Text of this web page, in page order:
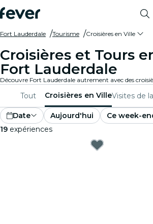
Fort Lauderdale Tourisme Croisières en Ville
Croisières et Tours
Fort Lauderdale
Tout Croisières en VilleVisites de
Date Aujourd'hui Ce week-
19 expériences